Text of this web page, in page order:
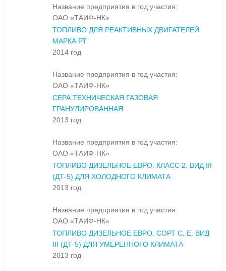
Название предприятия в год участия:
ОАО «ТАИФ-НК»
ТОПЛИВО ДЛЯ РЕАКТИВНЫХ ДВИГАТЕЛЕЙ.
МАРКА РТ
2014 год
Название предприятия в год участия:
ОАО «ТАИФ-НК»
СЕРА ТЕХНИЧЕСКАЯ ГАЗОВАЯ
ГРАНУЛИРОВАННАЯ
2013 год
Название предприятия в год участия:
ОАО «ТАИФ-НК»
ТОПЛИВО ДИЗЕЛЬНОЕ ЕВРО. КЛАСС 2. ВИД III
(ДТ-5) ДЛЯ ХОЛОДНОГО КЛИМАТА
2013 год
Название предприятия в год участия:
ОАО «ТАИФ-НК»
ТОПЛИВО ДИЗЕЛЬНОЕ ЕВРО. СОРТ С, Е. ВИД
III (ДТ-5) ДЛЯ УМЕРЕННОГО КЛИМАТА
2013 год